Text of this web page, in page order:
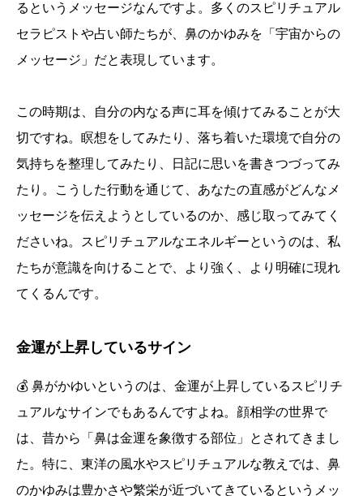
るというメッセージなんですよ。多くのスピリチュアル
セラピストや占い師たちが、鼻のかゆみを「宇宙からの
メッセージ」だと表現しています。
この時期は、自分の内なる声に耳を傾けてみることが大
切ですね。瞑想をしてみたり、落ち着いた環境で自分の
気持ちを整理してみたり、日記に思いを書きつづってみ
たり。こうした行動を通じて、あなたの直感がどんなメ
ッセージを伝えようとしているのか、感じ取ってみてく
ださいね。スピリチュアルなエネルギーというのは、私
たちが意識を向けることで、より強く、より明確に現れ
てくるんです。
金運が上昇しているサイン
💰 鼻がかゆいというのは、金運が上昇しているスピリチ
ュアルなサインでもあるんですよね。顔相学の世界で
は、昔から「鼻は金運を象徴する部位」とされてきまし
た。特に、東洋の風水やスピリチュアルな教えでは、鼻
のかゆみは豊かさや繁栄が近づいてきているというメッ